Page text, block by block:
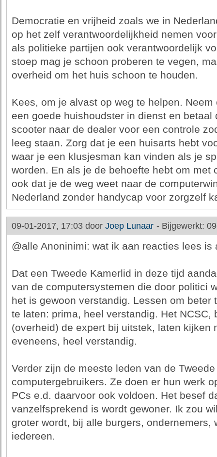
Democratie en vrijheid zoals we in
op het zelf verantwoordelijkheid nemen
als politieke partijen ook verantwoordelijk
stoep mag je schoon proberen te vegen,
overheid om het huis schoon te houden.
Kees, om je alvast op weg te helpen.
een goede huishoudster in dienst en betaal
scooter naar de dealer voor een controle
leeg staan. Zorg dat je een huisarts hebt
waar je een klusjesman kan vinden als je
worden. En als je de behoefte hebt om met
ook dat je de weg weet naar de
Nederland zonder handycap voor zorgzelf
09-01-2017, 17:03 door Joep Lunaar - Bijgewerkt:
@alle Anoninimi: wat ik aan reacties lees is
Dat een Tweede Kamerlid in deze tijd
van de computersystemen die door politici
het is gewoon verstandig. Lessen om beter
te laten: prima, heel verstandig. Het NCSC,
(overheid) de expert bij uitstek, laten kijken
eveneens, heel verstandig.
Verder zijn de meeste leden van de
computergebruikers. Ze doen er hun werk
PCs e.d. daarvoor ook voldoen. Het besef
vanzelfsprekend is wordt gewoner. Ik zou
groter wordt, bij alle burgers, ondernemers,
iedereen.